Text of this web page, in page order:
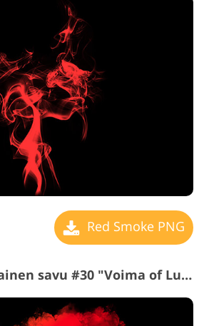
Red Smoke PNG
Läpinäkyvä punainen savu #30 "Voima of Luonto"